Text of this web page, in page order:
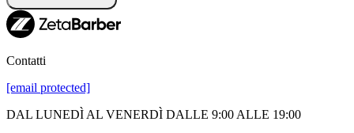
Contatti
[email protected]
DAL LUNEDÌ AL VENERDÌ DALLE 9:00 ALLE 19:00